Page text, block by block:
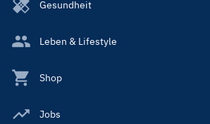
Gesundheit
Leben & Lifestyle
Shop
Jobs